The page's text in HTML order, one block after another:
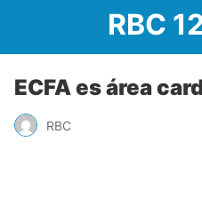
RBC
ECFA es área
RBC